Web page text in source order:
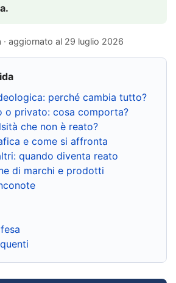
aggiornato al 29 luglio 2026
perché cambia tutto?
o privato: cosa comporta?
che non è reato?
e come si affronta
quando diventa reato
di marchi e prodotti